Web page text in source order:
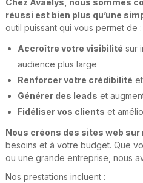
Chez Avaelys, nous sommes
réussi est bien plus qu’une
outil puissant qui vous permet de :
Accroître votre visibilité sur
audience plus large
Renforcer votre crédibilité
Générer des leads et
Fidéliser vos clients et
Nous créons des sites web sur
besoins et à votre budget. Que
ou une grande entreprise, nous
Nos prestations incluent :